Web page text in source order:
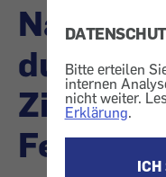
Bitte erteilen
internen
nicht weiter.
Erklärung.
ICH
dubioser